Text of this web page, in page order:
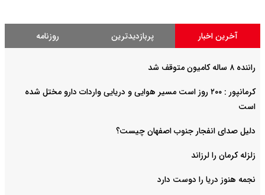
آخرین اخبار پربازدیدترین روزنامه
راننده ۸ ساله کامیون متوقف شد
کرمانپور : ۲۰۰ روز است مسیر هوایی و دریایی واردات دارو مختل شده
است
دلیل صدای انفجار جنوب اصفهان چیست؟
زلزله کرمان را لرزاند
نجمه هنوز دریا را دوست دارد